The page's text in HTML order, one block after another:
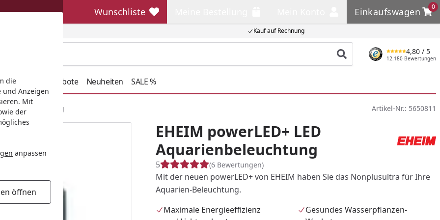
die
Anzeigen
Mit
der
anpassen
öffnen
Kauf auf Rechnung
Wunschliste
Wunschliste Einkaufswagen
0
Einkaufswagen
Produkt suchen
4,80 / 5
12.180 Bewertungen
Angebote Neuheiten SALE %
Artikel-Nr.: 5650811
EHEIM powerLED+ LED
Aquarienbeleuchtung
5 (6 Bewertungen)
Mit der neuen powerLED+ von EHEIM haben Sie das Nonplusultra für Ihre
Aquarien-Beleuchtung.
Maximale Energieeffizienz
Gesundes Wasserpflanzen-